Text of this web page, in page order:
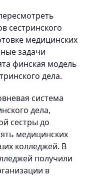
сестринского
медицинских
задачи
финская модель
дела.
система
дела,
сестры до
медицинских
колледжей. В
получили
в